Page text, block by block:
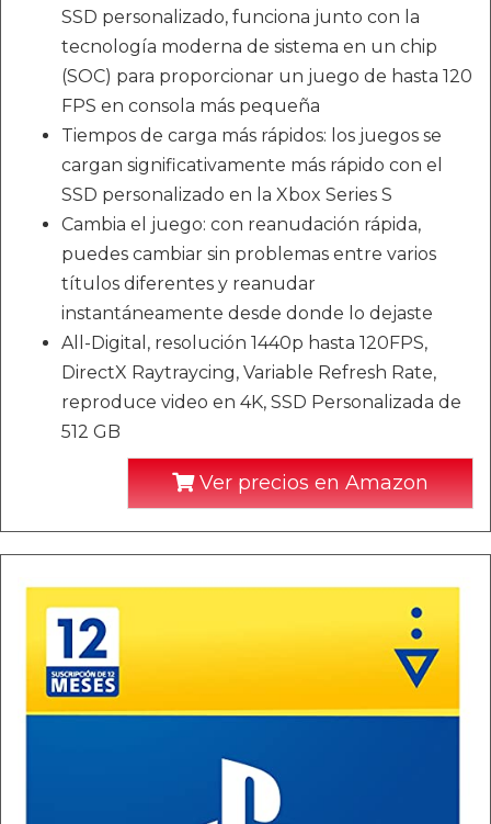
SSD personalizado, funciona junto con la
tecnología moderna de sistema en un chip
(SOC) para proporcionar un juego de hasta 120
FPS en consola más pequeña
Tiempos de carga más rápidos: los juegos se
cargan significativamente más rápido con el
SSD personalizado en la Xbox Series S
Cambia el juego: con reanudación rápida,
puedes cambiar sin problemas entre varios
títulos diferentes y reanudar
instantáneamente desde donde lo dejaste
All-Digital, resolución 1440p hasta 120FPS,
DirectX Raytraycing, Variable Refresh Rate,
reproduce video en 4K, SSD Personalizada de
512 GB
Ver precios en Amazon